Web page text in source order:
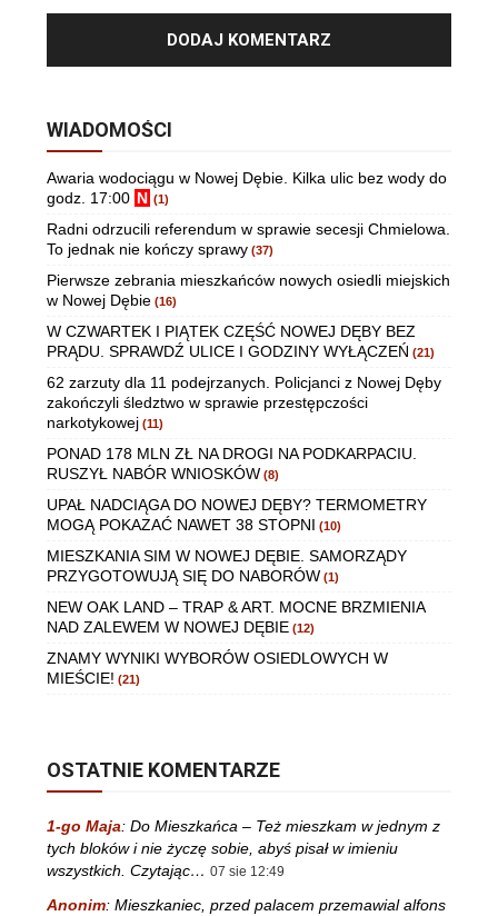
WIADOMOŚCI
Awaria wodociągu w Nowej Dębie. Kilka ulic bez wody do
godz. 17:00 N (1)
Radni odrzucili referendum w sprawie secesji Chmielowa.
To jednak nie kończy sprawy (37)
Pierwsze zebrania mieszkańców nowych osiedli miejskich
w Nowej Dębie (16)
W CZWARTEK I PIĄTEK CZĘŚĆ NOWEJ DĘBY BEZ
PRĄDU. SPRAWDŹ ULICE I GODZINY WYŁĄCZEŃ (21)
62 zarzuty dla 11 podejrzanych. Policjanci z Nowej Dęby
zakończyli śledztwo w sprawie przestępczości
narkotykowej (11)
PONAD 178 MLN ZŁ NA DROGI NA PODKARPACIU.
RUSZYŁ NABÓR WNIOSKÓW (8)
UPAŁ NADCIĄGA DO NOWEJ DĘBY? TERMOMETRY
MOGĄ POKAZAĆ NAWET 38 STOPNI (10)
MIESZKANIA SIM W NOWEJ DĘBIE. SAMORZĄDY
PRZYGOTOWUJĄ SIĘ DO NABORÓW (1)
NEW OAK LAND – TRAP & ART. MOCNE BRZMIENIA
NAD ZALEWEM W NOWEJ DĘBIE (12)
ZNAMY WYNIKI WYBORÓW OSIEDLOWYCH W
MIEŚCIE! (21)
OSTATNIE KOMENTARZE
1-go Maja: Do Mieszkańca – Też mieszkam w jednym z
tych bloków i nie życzę sobie, abyś pisał w imieniu
wszystkich. Czytając… 07 sie 12:49
Anonim: Mieszkaniec, przed palacem przemawial alfons